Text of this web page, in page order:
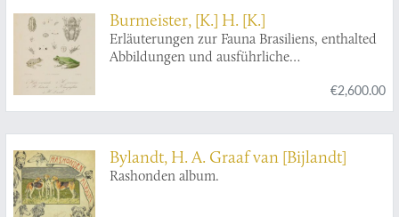
Burmeister, [K.] H. [K.]
Erläuterungen zur Fauna Brasiliens, enthalted
Abbildungen und ausführliche
bekannter Thier-Arten. Mit XXXII Tafeln.€2,600.00
Bylandt, H. A. Graaf van [Bijlandt]
Rashonden album.